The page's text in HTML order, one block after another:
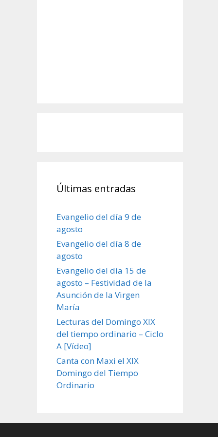
Últimas entradas
Evangelio del día 9 de
agosto
Evangelio del día 8 de
agosto
Evangelio del día 15 de
agosto – Festividad de la
Asunción de la Virgen
María
Lecturas del Domingo XIX
del tiempo ordinario – Ciclo
A [Vídeo]
Canta con Maxi el XIX
Domingo del Tiempo
Ordinario